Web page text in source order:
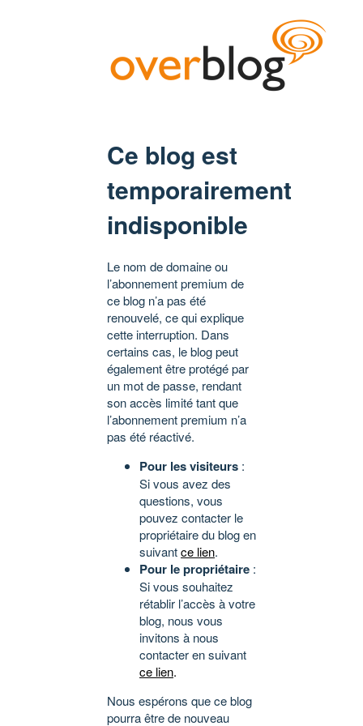
Ce blog est
temporairement
indisponible
Le nom de domaine ou
l’abonnement premium de
ce blog n’a pas été
renouvelé, ce qui explique
cette interruption. Dans
certains cas, le blog peut
également être protégé par
un mot de passe, rendant
son accès limité tant que
l’abonnement premium n’a
pas été réactivé.
Pour les visiteurs :
Si vous avez des
questions, vous
pouvez contacter le
propriétaire du blog en
suivantce lien.
Pour le propriétaire :
Si vous souhaitez
rétablir l’accès à votre
blog, nous vous
invitons à nous
contacter en suivant
ce lien.
Nous espérons que ce blog
pourra être de nouveau